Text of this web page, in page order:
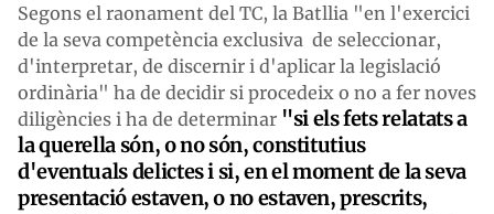
Segons el raonament del TC, la Batllia "en l'exercici
de la seva competència exclusiva de seleccionar,
d'interpretar, de discernir i d'aplicar la legislació
ordinària" ha de decidir si procedeix o no a fer noves
diligències i ha de determinar "si els fets relatats a
la querella són, o no són, constitutius
d'eventuals delictes i si, en el moment de la seva
presentació estaven, o no estaven, prescrits,